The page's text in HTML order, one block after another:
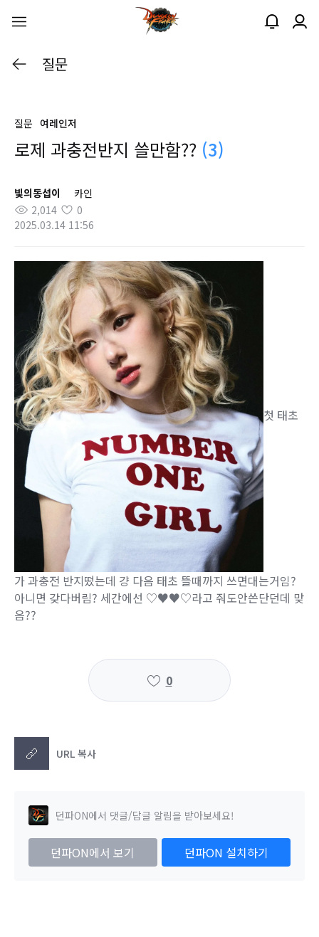
질문
질문 여레인저
로제 과충전반지 쓸만함?? (3)
빛의동섭이
카인
2,014
0
2025.03.14 11:56
첫 태초
가 과충전 반지떴는데 걍 다음 태초 뜰때까지 쓰면대는거임?
아니면 갖다버림? 세간에선 ♡♥♥♡라고 줘도안쓴단던데 맞
음??
0
URL 복사
던파ON에서 댓글/답글 알림을 받아보세요!
던파ON에서 보기 던파ON 설치하기